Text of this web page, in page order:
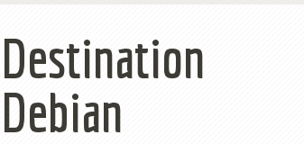
Destination
Debian